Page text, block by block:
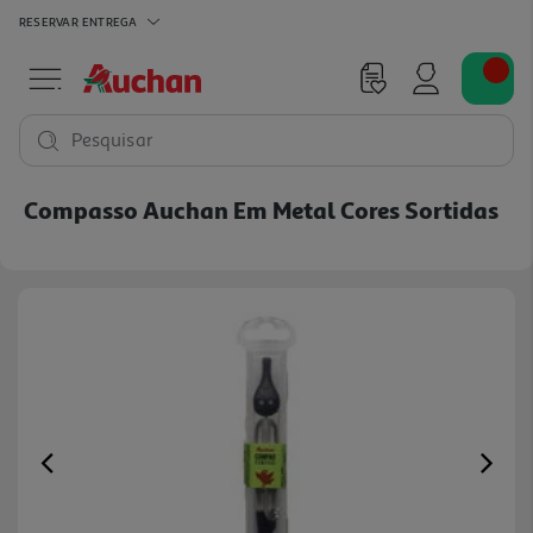
RESERVAR ENTREGA
Pesquisar
Compasso Auchan Em Metal Cores Sortidas
Previous